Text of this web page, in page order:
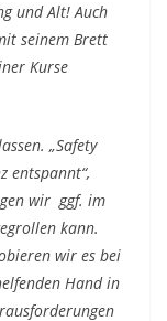
und Alt! Auch
seinem Brett
Kurse
„Safety
entspannt“,
wir ggf. im
kann.
wir es bei
Hand in